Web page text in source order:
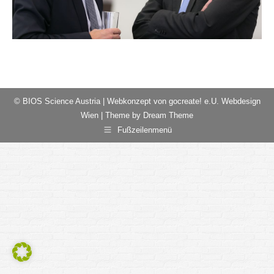
© BIOS Science Austria | Webkonzept von gocreate! e.U. Webdesign
Wien | Theme by Dream Theme
Fußzeilenmenü